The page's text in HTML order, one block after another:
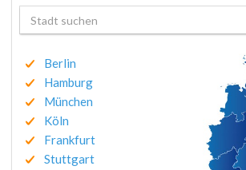
Berlin
Hamburg
München
Köln
Frankfurt
Stuttgart